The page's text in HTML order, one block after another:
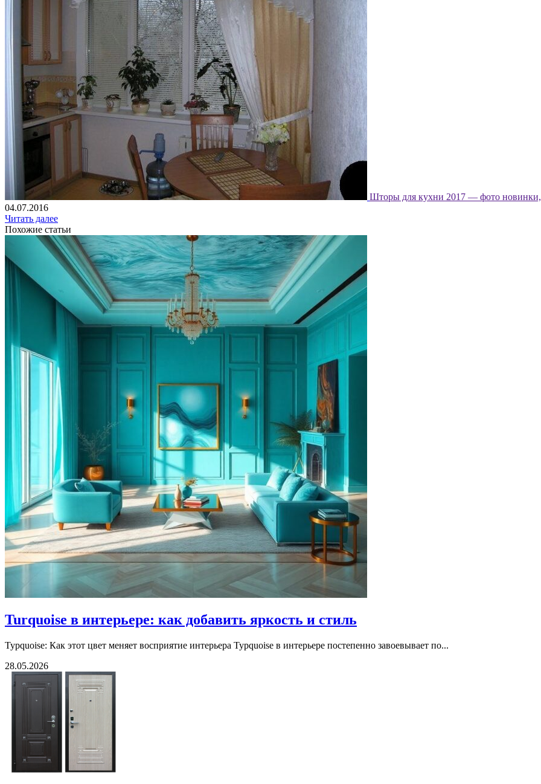
Шторы для кухни 2017 — фото новинки,
04.07.2016
Читать далее
Похожие статьи
Turquoise в интерьере: как добавить яркость и стиль
Турquoise: Как этот цвет меняет восприятие интерьера Турquoise в интерьере постепенно завоевывает по...
28.05.2026